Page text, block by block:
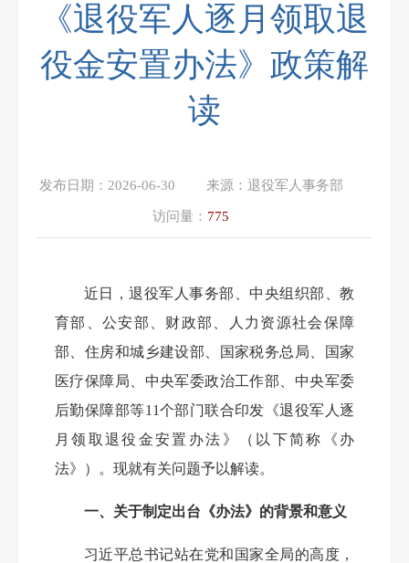
《退役军人逐月领取退
役金安置办法》政策解
读
发布日期： 2026-06-30 来源： 退役军人事务部
访问量： 775
近日，退役军人事务部、中央组织部、教
育部、公安部、财政部、人力资源社会保障
部、住房和城乡建设部、国家税务总局、国家
医疗保障局、中央军委政治工作部、中央军委
后勤保障部等11个部门联合印发《退役军人逐
月领取退役金安置办法》（以下简称《办
法》）。现就有关问题予以解读。
一、关于制定出台《办法》的背景和意义
习近平总书记站在党和国家全局的高度，